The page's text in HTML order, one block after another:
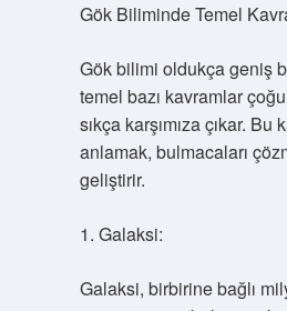
Gök Biliminde Temel
Gök bilimi oldukça geniş
temel bazı kavramlar
sıkça karşımıza çıkar. Bu
anlamak, bulmacaları
geliştirir.
1. Galaksi:
Galaksi, birbirine bağlı